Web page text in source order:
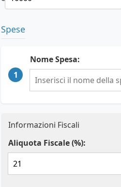
Spese
1
Nome Spesa:
Informazioni Fiscali
Aliquota Fiscale (%):